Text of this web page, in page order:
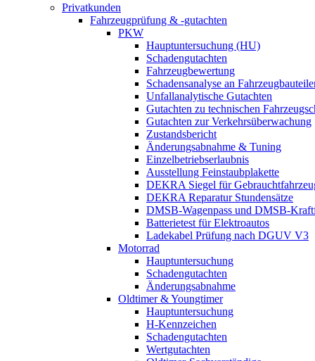
Privatkunden
Fahrzeugprüfung & -gutachten
PKW
Hauptuntersuchung (HU)
Schadengutachten
Fahrzeugbewertung
Schadensanalyse an
Unfallanalytische Gutachten
Gutachten zu technischen
Gutachten zur Verkehrsüberwachung
Zustandsbericht
Änderungsabnahme & Tuning
Einzelbetriebserlaubnis
Ausstellung Feinstaubplakette
DEKRA Siegel für
DEKRA Reparatur Stundensätze
DMSB-Wagenpass und DMSB-
Batterietest für Elektroautos
Ladekabel Prüfung nach DGUV V3
Motorrad
Hauptuntersuchung
Schadengutachten
Änderungsabnahme
Oldtimer & Youngtimer
Hauptuntersuchung
H-Kennzeichen
Schadengutachten
Wertgutachten